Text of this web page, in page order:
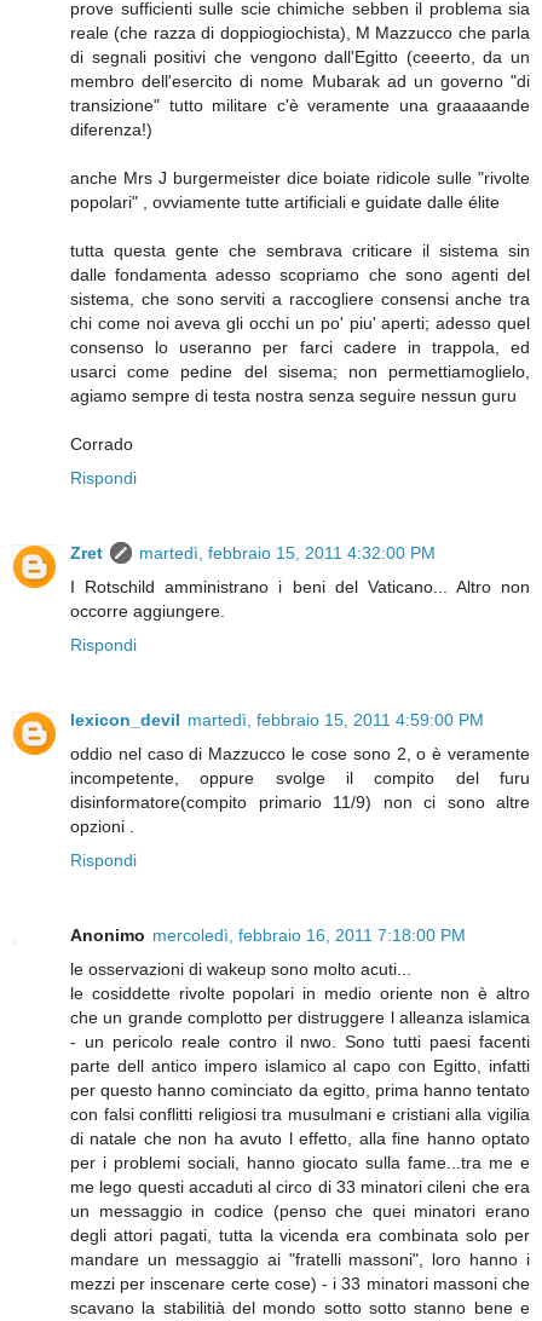
prove sufficienti sulle scie chimiche sebben il problema sia
reale (che razza di doppiogiochista), M Mazzucco che parla
di segnali positivi che vengono dall'Egitto (ceeerto, da un
membro dell'esercito di nome Mubarak ad un governo "di
transizione" tutto militare c'è veramente una graaaaande
diferenza!)
anche Mrs J burgermeister dice boiate ridicole sulle "rivolte
popolari" , ovviamente tutte artificiali e guidate dalle élite
tutta questa gente che sembrava criticare il sistema sin
dalle fondamenta adesso scopriamo che sono agenti del
sistema, che sono serviti a raccogliere consensi anche tra
chi come noi aveva gli occhi un po' piu' aperti; adesso quel
consenso lo useranno per farci cadere in trappola, ed
usarci come pedine del sisema; non permettiamoglielo,
agiamo sempre di testa nostra senza seguire nessun guru
Corrado
Rispondi
Zret
martedì, febbraio 15, 2011 4:32:00 PM
I Rotschild amministrano i beni del Vaticano... Altro non
occorre aggiungere.
Rispondi
lexicon_devil martedì, febbraio 15, 2011 4:59:00 PM
oddio nel caso di Mazzucco le cose sono 2, o è veramente
incompetente, oppure svolge il compito del furu
disinformatore(compito primario 11/9) non ci sono altre
opzioni .
Rispondi
Anonimo mercoledì, febbraio 16, 2011 7:18:00 PM
le osservazioni di wakeup sono molto acuti...
le cosiddette rivolte popolari in medio oriente non è altro
che un grande complotto per distruggere l alleanza islamica
- un pericolo reale contro il nwo. Sono tutti paesi facenti
parte dell antico impero islamico al capo con Egitto, infatti
per questo hanno cominciato da egitto, prima hanno tentato
con falsi conflitti religiosi tra musulmani e cristiani alla vigilia
di natale che non ha avuto l effetto, alla fine hanno optato
per i problemi sociali, hanno giocato sulla fame...tra me e
me lego questi accaduti al circo di 33 minatori cileni che era
un messaggio in codice (penso che quei minatori erano
degli attori pagati, tutta la vicenda era combinata solo per
mandare un messaggio ai "fratelli massoni", loro hanno i
mezzi per inscenare certe cose) - i 33 minatori massoni che
scavano la stabilitià del mondo sotto sotto stanno bene e